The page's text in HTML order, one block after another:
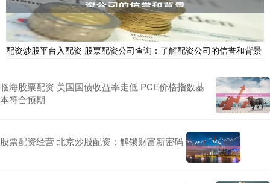
配资炒股平台入配资 股票配资公司查询：了解配资公司的信誉和背景
临海股票配资 美国国债收益率走低 PCE价格指数基
本符合预期
股票配资经营 北京炒股配资：解锁财富新密码